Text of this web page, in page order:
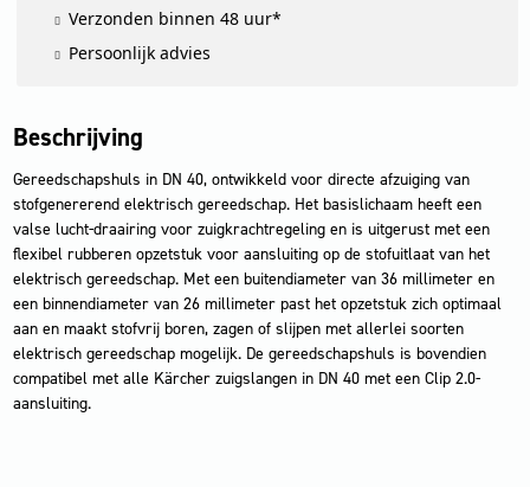
Verzonden binnen 48 uur*
Persoonlijk advies
Beschrijving
Gereedschapshuls in DN 40, ontwikkeld voor directe afzuiging van
stofgenererend elektrisch gereedschap. Het basislichaam heeft een
valse lucht-draairing voor zuigkrachtregeling en is uitgerust met een
flexibel rubberen opzetstuk voor aansluiting op de stofuitlaat van het
elektrisch gereedschap. Met een buitendiameter van 36 millimeter en
een binnendiameter van 26 millimeter past het opzetstuk zich optimaal
aan en maakt stofvrij boren, zagen of slijpen met allerlei soorten
elektrisch gereedschap mogelijk. De gereedschapshuls is bovendien
compatibel met alle Kärcher zuigslangen in DN 40 met een Clip 2.0-
aansluiting.